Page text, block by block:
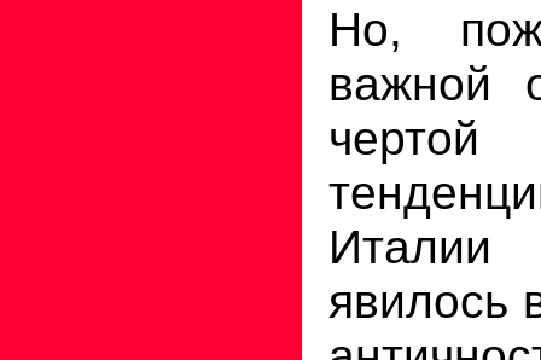
Но,
важной
явилось